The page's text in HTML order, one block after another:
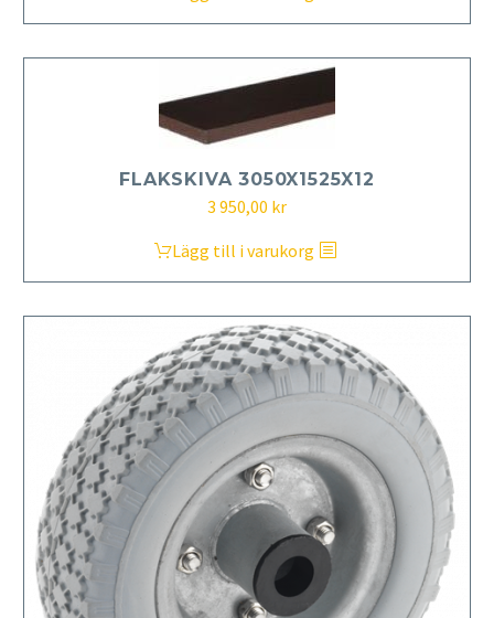
FLAKSKIVA 3050X1525X12
3 950,00 kr
Lägg till i varukorg